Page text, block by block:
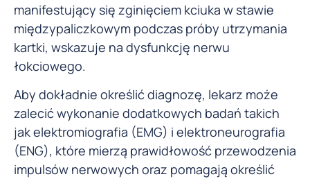
manifestujący się zginięciem kciuka w stawie
międzypaliczkowym podczas próby utrzymania
kartki, wskazuje na dysfunkcję nerwu
łokciowego.
Aby dokładnie określić diagnozę, lekarz może
zalecić wykonanie dodatkowych badań takich
jak elektromiografia (EMG) i elektroneurografia
(ENG), które mierzą prawidłowość przewodzenia
impulsów nerwowych oraz pomagają określić